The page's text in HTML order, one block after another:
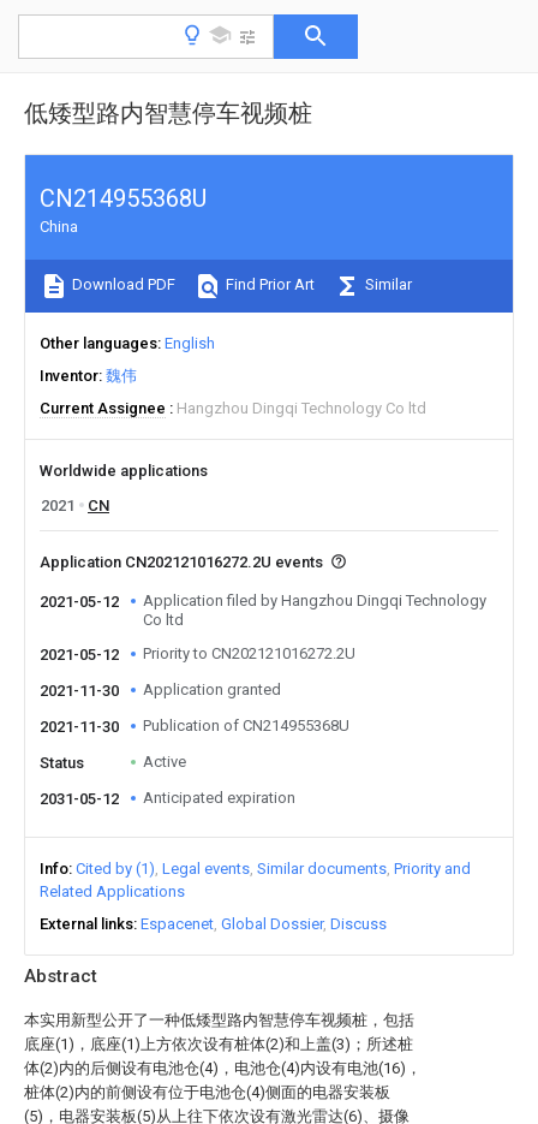
低矮型路内智慧停车视频桩
Abstract
本实用新型公开了一种低矮型路内智慧停车视频桩，包括
底座(1)，底座(1)上方依次设有桩体(2)和上盖(3)；所述桩
体(2)内的后侧设有电池仓(4)，电池仓(4)内设有电池(16)，
桩体(2)内的前侧设有位于电池仓(4)侧面的电器安装板
(5)，电器安装板(5)从上往下依次设有激光雷达(6)、摄像
CN214955368U
China
Download PDF Find Prior Art Similar
Other languages English
Inventor 魏伟
Current Assignee
Hangzhou Dingqi Technology Co ltd
Worldwide applications
2021
CN
Application CN202121016272.2U events
2021-05-12
Application filed by Hangzhou Dingqi Technology
Co ltd
2021-05-12
Priority to CN202121016272.2U
2021-11-30 Application granted
2021-11-30 Publication of CN214955368U
Status Active
2031-05-12 Anticipated expiration
Info Cited by (1) Legal events Similar documents Priority and
Related Applications
External links Espacenet Global Dossier Discuss